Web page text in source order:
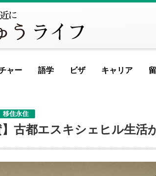
通情報
米
カナダ
アイスランド ア
イギリス
イ
語学 ビザ キャリア
ャー
記
移住永住
】古都エスキシェヒル生活